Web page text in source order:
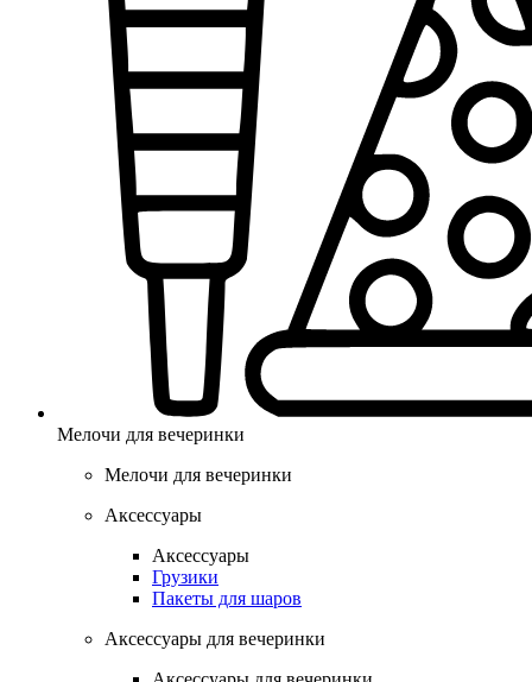
Мелочи для вечеринки
Мелочи для вечеринки
Аксессуары
Аксессуары
Грузики
Пакеты для шаров
Аксессуары для вечеринки